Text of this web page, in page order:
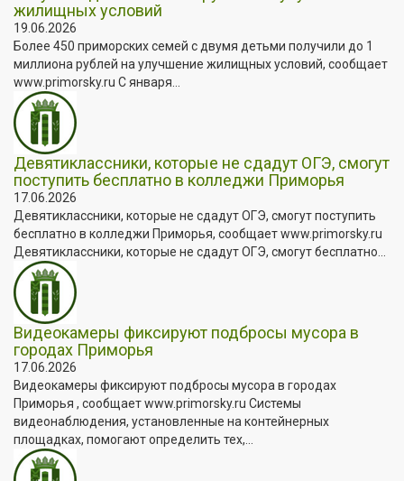
жилищных условий
19.06.2026
Более 450 приморских семей с двумя детьми получили до 1
миллиона рублей на улучшение жилищных условий, сообщает
www.primorsky.ru С января...
Девятиклассники, которые не сдадут ОГЭ, смогут
поступить бесплатно в колледжи Приморья
17.06.2026
Девятиклассники, которые не сдадут ОГЭ, смогут поступить
бесплатно в колледжи Приморья, сообщает www.primorsky.ru
Девятиклассники, которые не сдадут ОГЭ, смогут бесплатно...
Видеокамеры фиксируют подбросы мусора в
городах Приморья
17.06.2026
Видеокамеры фиксируют подбросы мусора в городах
Приморья , сообщает www.primorsky.ru Системы
видеонаблюдения, установленные на контейнерных
площадках, помогают определить тех,...